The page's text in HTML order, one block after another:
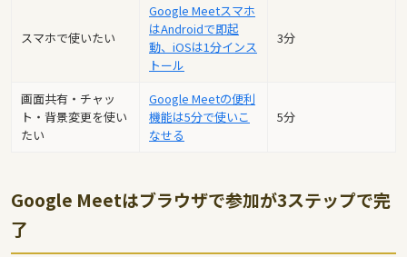
スマホで使いたい
Google Meetスマホ
はAndroidで即起
動、iOSは1分インス
トール
3分
画面共有・チャッ
ト・背景変更を使い
たい
Google Meetの便利
機能は5分で使いこ
なせる
5分
Google Meetはブラウザで参加が3ステップで完
了